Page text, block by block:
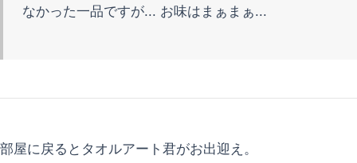
なかった一品ですが... お味はまぁまぁ...
部屋に戻るとタオルアート君がお出迎え。